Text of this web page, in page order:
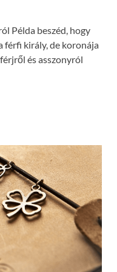
Példa beszéd, hogy
férfi király, de koronája
és asszonyról